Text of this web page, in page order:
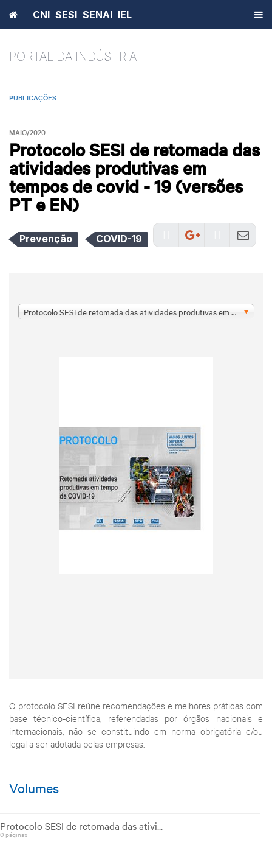
HomeCNI SESI SENAI IEL
PORTAL DA INDÚSTRIA
PUBLICAÇÕES
MAIO/2020
Protocolo SESI de retomada das
atividades produtivas em
tempos de covid - 19 (versões
PT e EN)
Prevenção COVID-19
Protocolo SESI de retomada das atividades produtivas em tempos de covid - 19
O protocolo SESI reúne recomendações e melhores práticas com
base técnico-científica, referendadas por órgãos nacionais e
internacionais, não se constituindo em norma obrigatória e/ou
legal a ser adotada pelas empresas.
Volumes
Protocolo SESI de retomada das ativi...
0 páginas